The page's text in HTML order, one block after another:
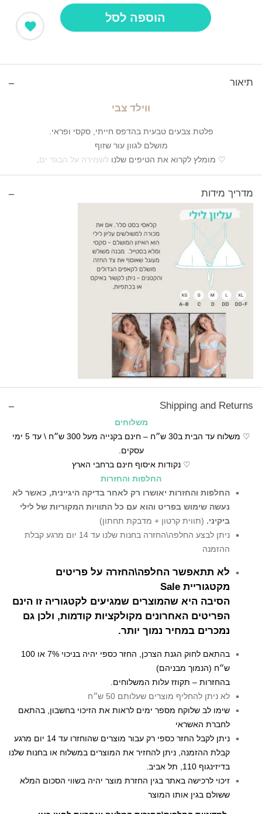
הוספה לסל
תיאור
ווילד צבי
פלטת צבעים טבעית בהדפס חייתי, סקסי ופראי.
מושלם לגוון עור שזוף
♡ מומלץ לקרוא את הטיפים שלנו לשמירה על הבגד ים
מדריך מידות
Shipping and Returns
משלוחים
♡ משלוח עד הבית ב30 ש״ח – חינם בקנייה מעל 300 ש״ח \ עד 5 ימי
עסקים.
♡ נקודות איסוף חינם ברחבי הארץ
החלפות והחזרות
החלפות והחזרות יאושרו רק לאחר בדיקה היגיינית, כאשר לא
נעשה שימוש בפריט והוא עם כל התוויות המקוריות של לילי
ביקיני. (תווית קרטון + מדבקת תחתון)
ניתן לבצע החלפה\החזרה בחנות שלנו עד 14 יום מרגע קבלת
ההזמנה
לא תתאפשר החלפה\החזרה על פריטים
מקטגוריית Sale
הסיבה היא שהמוצרים שמגיעים לקטגוריה זו הינם
הפריטים האחרונים מקולקציות קודמות, ולכן גם
נמכרים במחיר נמוך יותר.
בהתאם לחוק הגנת הצרכן, החזר כספי יהיה בניכוי 7% או 100
ש״ח (הנמוך מבניהם)
בהחזרות – תקוזז עלות המשלוחים.
לא ניתן להחליף מוצרים שעלותם 50 ש״ח
שימו לב שלוקח מספר ימים לראות את הזיכוי בחשבון, בהתאם
לחברת האשראי
ניתן לקבל החזר כספי רק עבור מוצרים שהוחזרו עד 14 יום מרגע
קבלת ההזמנה, ניתן להחזיר את המוצרים במשלוח או בחנות שלנו
בדיזינגוף 110, תל אביב.
זיכוי לרכישה באתר בגין החזרת מוצר יהיה בשווי הסכום המלא
ששולם בגין אותו המוצר